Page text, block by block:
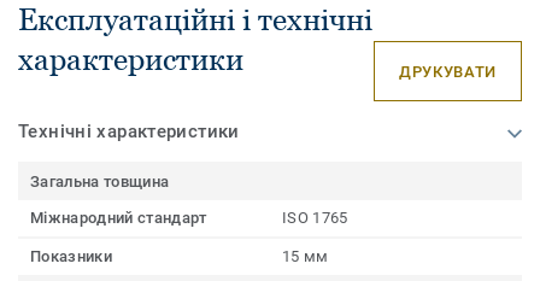
Експлуатаційні і технічні
характеристики
ДРУКУВАТИ
Технічні характеристики
Загальна товщина
Міжнародний стандарт
ISO 1765
Показники 15 мм